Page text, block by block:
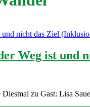
Weg ist und
zu Gast: Lisa